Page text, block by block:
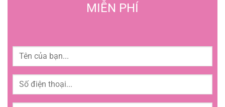
MIỄN PHÍ